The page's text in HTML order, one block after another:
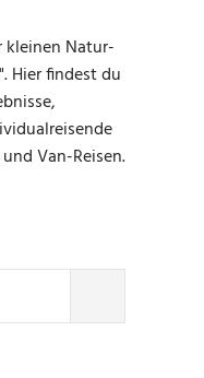
kleinen Natur-
Hier findest du
Van-Reisen.